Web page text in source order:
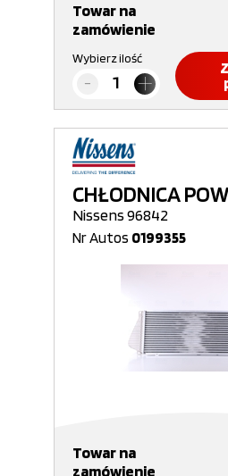
Towar na
zamówienie
Wybierz ilość
CHŁODNICA
Nissens 96842
Nr Autos 0199355
Towar na
zamówienie